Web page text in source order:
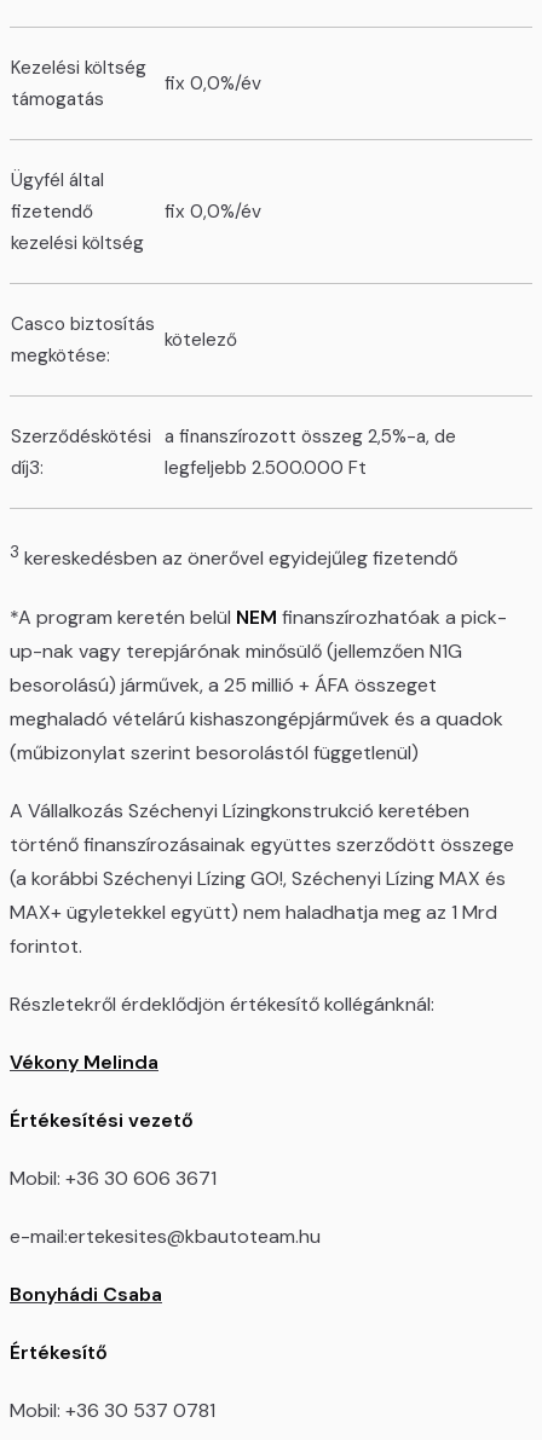
Kezelési költség
támogatás
fix 0,0%/év
Ügyfél által
fizetendő
kezelési költség
fix 0,0%/év
Casco biztosítás
megkötése:
kötelező
Szerződéskötési
díj3:
a finanszírozott összeg 2,5%-a, de
legfeljebb 2.500.000 Ft
3 kereskedésben az önerővel egyidejűleg fizetendő
*A program keretén belül NEM finanszírozhatóak a pick-
up-nak vagy terepjárónak minősülő (jellemzően N1G
besorolású) járművek, a 25 millió + ÁFA összeget
meghaladó vételárú kishaszongépjárművek és a quadok
(műbizonylat szerint besorolástól függetlenül)
A Vállalkozás Széchenyi Lízingkonstrukció keretében
történő finanszírozásainak együttes szerződött összege
(a korábbi Széchenyi Lízing GO!, Széchenyi Lízing MAX és
MAX+ ügyletekkel együtt) nem haladhatja meg az 1 Mrd
forintot.
Részletekről érdeklődjön értékesítő kollégánknál:
Vékony Melinda
Értékesítési vezető
Mobil: +36 30 606 3671
e-mail:ertekesites@kbautoteam.hu
Bonyhádi Csaba
Értékesítő
Mobil: +36 30 537 0781